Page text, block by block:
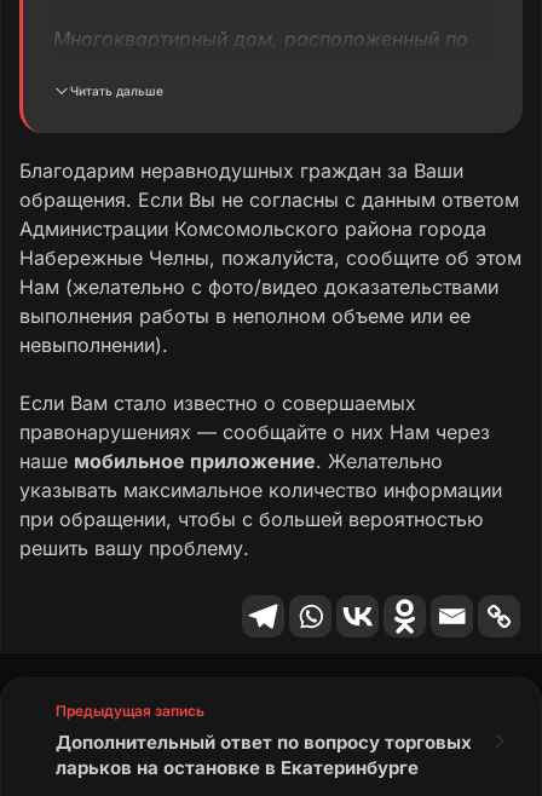
Многоквартирный дом, расположенный по
Батенчука, д. 25 (3а/32) – двухподъездный,
В соответствии со статьей 162 Жилищного
кодекса РФ по договору управления
многоквартирным домом одна сторона
(управляющая организация) по заданию
другой стороны (собственников помещений
в многоквартирном доме) в течение
согласованного срока за плату обязуется
надлежащему содержанию и ремонту
общего имущества в таком доме,
предоставлять коммунальные услуги
собственникам помещений в таком доме и
пользующимся помещениями в этом доме
лицам, осуществлять иную направленную на
достижение целей управления
многоквартирным домом деятельность.
управляющей организацией за счет
денежных средств, уплаченных владельцами
помещений в доме на ремонт и содержание.
Читать дальше
Благодарим неравнодушных граждан за Ваши
обращения. Если Вы не согласны с данным ответом
Администрации Комсомольского района города
Набережные Челны, пожалуйста, сообщите об этом
Нам (желательно с фото/видео доказательствами
выполнения работы в неполном объеме или ее
невыполнении).
Если Вам стало известно о совершаемых
правонарушениях — сообщайте о них Нам через
наше мобильное приложение. Желательно
указывать максимальное количество информации
при обращении, чтобы с большей вероятностью
решить вашу проблему.
Предыдущая запись
Дополнительный ответ по вопросу торговых
ларьков на остановке в Екатеринбурге